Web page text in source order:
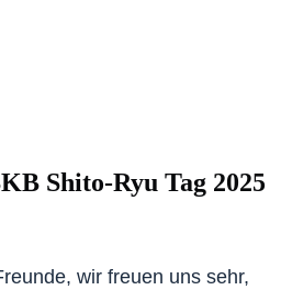
Shito-Ryu Tag 2025
wir freuen uns sehr,